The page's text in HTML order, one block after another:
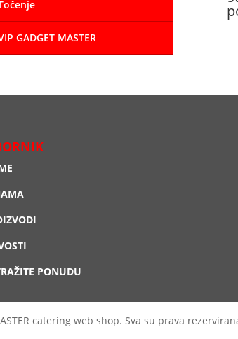
GADGET MASTER
PONUDU
catering web shop. Sva su prava